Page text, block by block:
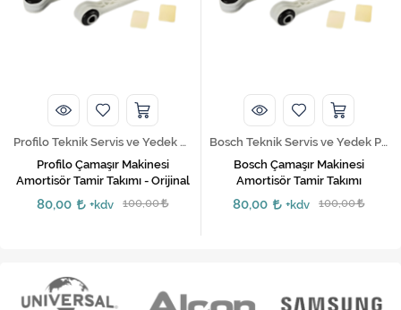
Profilo Teknik Servis ve Yedek Parça Hizmetleri
Profilo Çamaşır Makinesi
Amortisör Tamir Takımı - Orijinal
80,00 +kdv 100,00
Bosch Teknik Servis ve Yedek Parça Hizmetleri
Bosch Çamaşır Makinesi
Amortisör Tamir Takımı
80,00 +kdv 100,00